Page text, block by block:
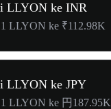
LLYON ke INR
LLYON ke ₹112.98K
LLYON ke JPY
LLYON ke 円187.95K